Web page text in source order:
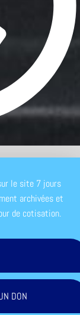
le site 7 jours
archivées et
de cotisation.
DON